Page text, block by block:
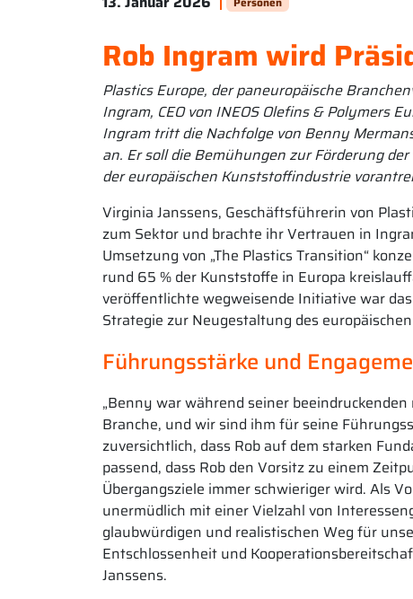
Rob Ingram wird
Plastics Europe, der paneuropäische
Ingram, CEO von INEOS Olefins & Polymers
Ingram tritt die Nachfolge von Benny
an. Er soll die Bemühungen zur Förderung
der europäischen Kunststoffindustrie
Virginia Janssens, Geschäftsführerin von
zum Sektor und brachte ihr Vertrauen in
Umsetzung von „The Plastics Transition“
rund 65 % der Kunststoffe in Europa
veröffentlichte wegweisende Initiative war
Strategie zur Neugestaltung des
Führungsstärke und
„Benny war während seiner
Branche, und wir sind ihm für seine
zuversichtlich, dass Rob auf dem starken
passend, dass Rob den Vorsitz zu einem
Übergangsziele immer schwieriger wird. Als
unermüdlich mit einer Vielzahl von
glaubwürdigen und realistischen Weg für
Entschlossenheit und
Janssens.